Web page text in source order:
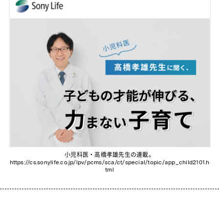
小児科医・高橋孝雄先生の連載。
https://cs.sonylife.co.jp/lpv/pcms/sca/ct/special/topic/app_child2101.h
tml